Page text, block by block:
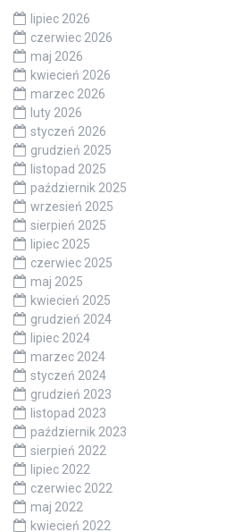
lipiec 2026
czerwiec 2026
maj 2026
kwiecień 2026
marzec 2026
luty 2026
styczeń 2026
grudzień 2025
listopad 2025
październik 2025
wrzesień 2025
sierpień 2025
lipiec 2025
czerwiec 2025
maj 2025
kwiecień 2025
grudzień 2024
lipiec 2024
marzec 2024
styczeń 2024
grudzień 2023
listopad 2023
październik 2023
sierpień 2022
lipiec 2022
czerwiec 2022
maj 2022
kwiecień 2022